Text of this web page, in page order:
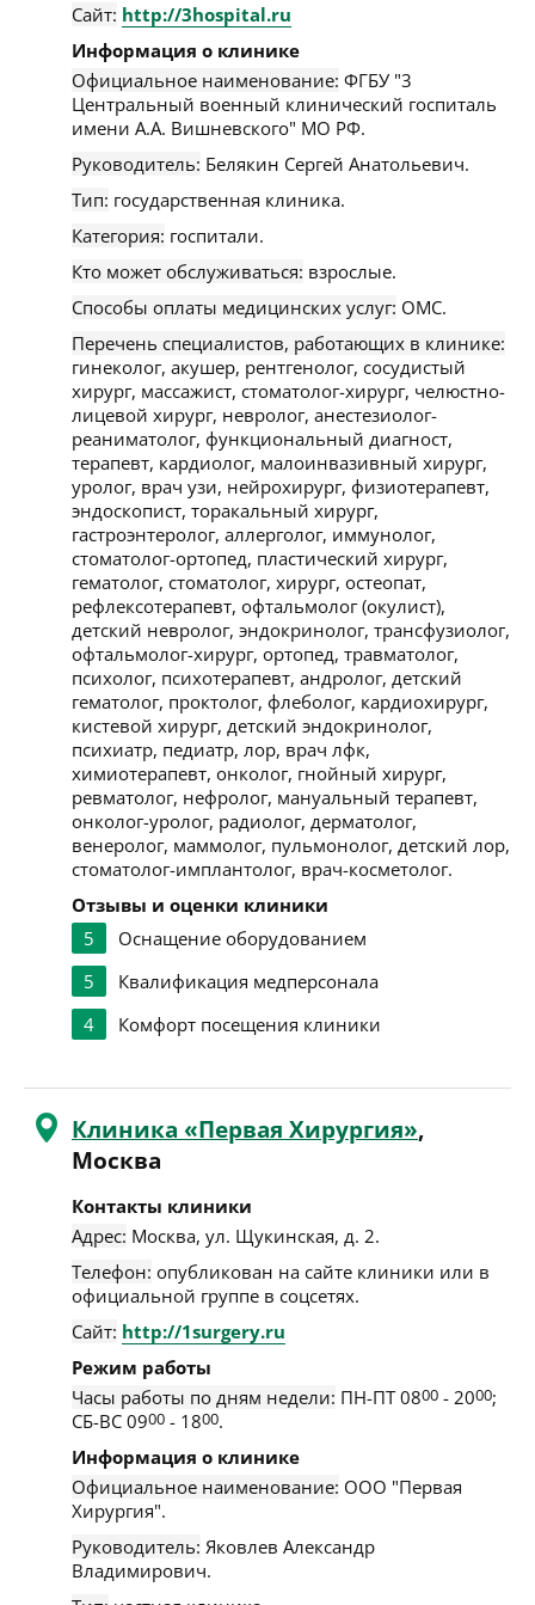
Сайт: http://3hospital.ru
Информация о клинике
Официальное наименование: ФГБУ "3
Центральный военный клинический госпиталь
имени А.А. Вишневского" МО РФ.
Руководитель: Белякин Сергей Анатольевич.
Тип: государственная клиника.
Категория: госпитали.
Кто может обслуживаться: взрослые.
Способы оплаты медицинских услуг: ОМС.
Перечень специалистов, работающих в клинике:
гинеколог, акушер, рентгенолог, сосудистый
хирург, массажист, стоматолог-хирург, челюстно-
лицевой хирург, невролог, анестезиолог-
реаниматолог, функциональный диагност,
терапевт, кардиолог, малоинвазивный хирург,
уролог, врач узи, нейрохирург, физиотерапевт,
эндоскопист, торакальный хирург,
гастроэнтеролог, аллерголог, иммунолог,
стоматолог-ортопед, пластический хирург,
гематолог, стоматолог, хирург, остеопат,
рефлексотерапевт, офтальмолог (окулист),
детский невролог, эндокринолог, трансфузиолог,
офтальмолог-хирург, ортопед, травматолог,
психолог, психотерапевт, андролог, детский
гематолог, проктолог, флеболог, кардиохирург,
кистевой хирург, детский эндокринолог,
психиатр, педиатр, лор, врач лфк,
химиотерапевт, онколог, гнойный хирург,
ревматолог, нефролог, мануальный терапевт,
онколог-уролог, радиолог, дерматолог,
венеролог, маммолог, пульмонолог, детский лор,
стоматолог-имплантолог, врач-косметолог.
Отзывы и оценки клиники
5
Оснащение оборудованием
5
Квалификация медперсонала
4
Комфорт посещения клиники
Клиника «Первая Хирургия»,
Москва
Контакты клиники
Адрес: Москва, ул. Щукинская, д. 2.
Телефон: опубликован на сайте клиники или в
официальной группе в соцсетях.
Сайт: http://1surgery.ru
Режим работы
Часы работы по дням недели: ПН-ПТ 0800 - 2000;
СБ-ВС 0900 - 1800.
Информация о клинике
Официальное наименование: ООО "Первая
Хирургия".
Руководитель: Яковлев Александр
Владимирович.